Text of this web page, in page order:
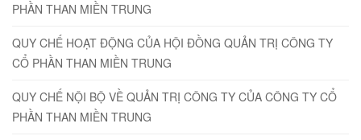
PHẦN THAN MIỀN TRUNG
QUY CHẾ HOẠT ĐỘNG CỦA HỘI ĐỒNG QUẢN TRỊ CÔNG TY
CỔ PHẦN THAN MIỀN TRUNG
QUY CHẾ NỘI BỘ VỀ QUẢN TRỊ CÔNG TY CỦA CÔNG TY CỔ
PHẦN THAN MIỀN TRUNG